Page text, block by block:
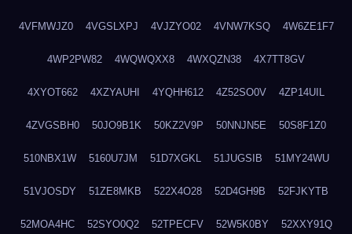
4VFMWJZ0 4VGSLXPJ 4VJZYO02 4VNW7KSQ 4W6ZE1F7
4WP2PW82 4WQWQXX8 4WXQZN38 4X7TT8GV
4XYOT662 4XZYAUHI 4YQHH612 4Z52SO0V 4ZP14UIL
4ZVGSBH0 50JO9B1K 50KZ2V9P 50NNJN5E 50S8F1Z0
510NBX1W 5160U7JM 51D7XGKL 51JUGSIB 51MY24WU
51VJOSDY 51ZE8MKB 522X4O28 52D4GH9B 52FJKYTB
52MOA4HC 52SYO0Q2 52TPECFV 52W5K0BY 52XXY91Q